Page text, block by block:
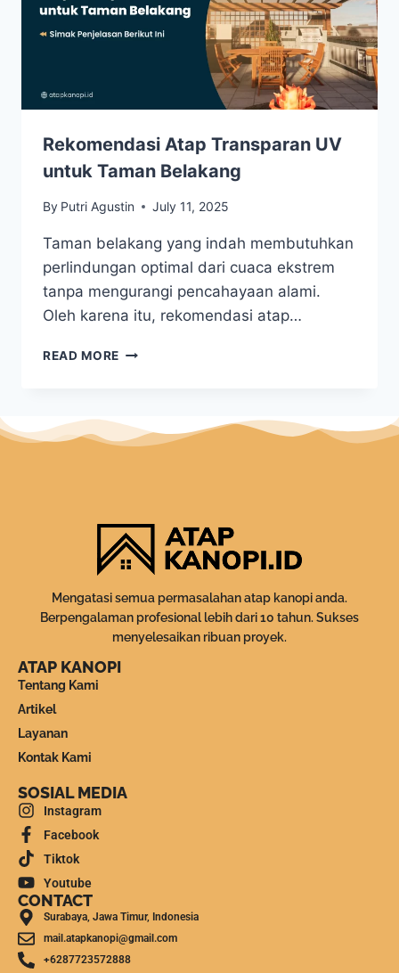
Rekomendasi Atap Transparan UV
untuk Taman Belakang
By Putri Agustin July 11, 2025
Taman belakang yang indah membutuhkan
perlindungan optimal dari cuaca ekstrem
tanpa mengurangi pencahayaan alami.
Oleh karena itu, rekomendasi atap…
READ MORE
Mengatasi semua permasalahan atap kanopi anda.
Berpengalaman profesional lebih dari 10 tahun. Sukses
menyelesaikan ribuan proyek.
ATAP KANOPI
Tentang Kami
Artikel
Layanan
Kontak Kami
SOSIAL MEDIA
Instagram
Facebook
Tiktok
Youtube
CONTACT
Surabaya, Jawa Timur, Indonesia
mail.atapkanopi@gmail.com
+6287723572888